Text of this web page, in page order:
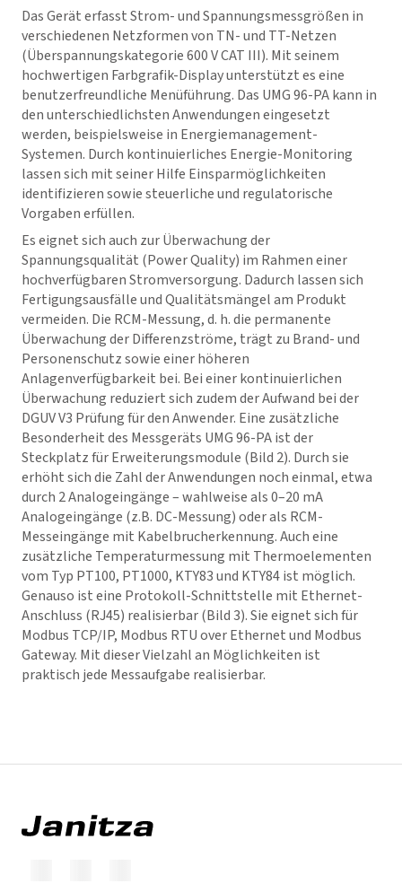
Das Gerät erfasst Strom- und Spannungsmessgrößen in
verschiedenen Netzformen von TN- und TT-Netzen
(Überspannungskategorie 600 V CAT III). Mit seinem
hochwertigen Farbgrafik-Display unterstützt es eine
benutzerfreundliche Menüführung. Das UMG 96-PA kann in
den unterschiedlichsten Anwendungen eingesetzt
werden, beispielsweise in Energiemanagement-
Systemen. Durch kontinuierliches Energie-Monitoring
lassen sich mit seiner Hilfe Einsparmöglichkeiten
identifizieren sowie steuerliche und regulatorische
Vorgaben erfüllen.
Es eignet sich auch zur Überwachung der
Spannungsqualität (Power Quality) im Rahmen einer
hochverfügbaren Stromversorgung. Dadurch lassen sich
Fertigungsausfälle und Qualitätsmängel am Produkt
vermeiden. Die RCM-Messung, d. h. die permanente
Überwachung der Differenzströme, trägt zu Brand- und
Personenschutz sowie einer höheren
Anlagenverfügbarkeit bei. Bei einer kontinuierlichen
Überwachung reduziert sich zudem der Aufwand bei der
DGUV V3 Prüfung für den Anwender. Eine zusätzliche
Besonderheit des Messgeräts UMG 96-PA ist der
Steckplatz für Erweiterungsmodule (Bild 2). Durch sie
erhöht sich die Zahl der Anwendungen noch einmal, etwa
durch 2 Analogeingänge – wahlweise als 0–20 mA
Analogeingänge (z.B. DC-Messung) oder als RCM-
Messeingänge mit Kabelbrucherkennung. Auch eine
zusätzliche Temperaturmessung mit Thermoelementen
vom Typ PT100, PT1000, KTY83 und KTY84 ist möglich.
Genauso ist eine Protokoll-Schnittstelle mit Ethernet-
Anschluss (RJ45) realisierbar (Bild 3). Sie eignet sich für
Modbus TCP/IP, Modbus RTU over Ethernet und Modbus
Gateway. Mit dieser Vielzahl an Möglichkeiten ist
praktisch jede Messaufgabe realisierbar.